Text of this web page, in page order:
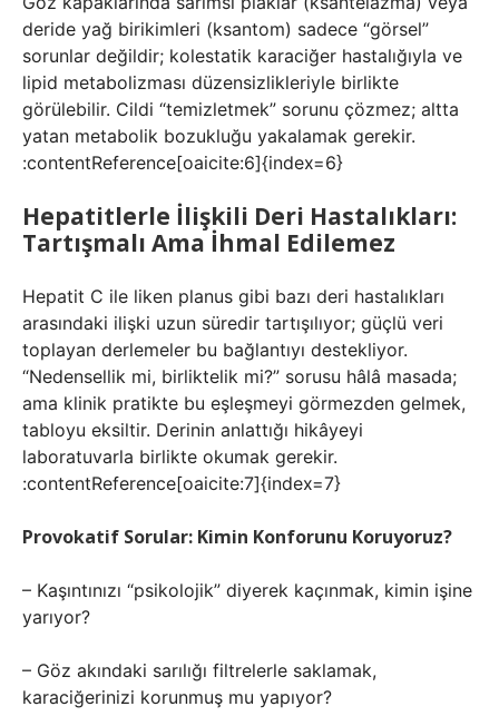
deride yağ birikimleri (ksantom) sadece “görsel”
sorunlar değildir; kolestatik karaciğer hastalığıyla ve
lipid metabolizması düzensizlikleriyle birlikte
görülebilir. Cildi “temizletmek” sorunu çözmez; altta
yatan metabolik bozukluğu yakalamak gerekir.
:contentReference[oaicite:6]{index=6}
Hepatitlerle İlişkili Deri Hastalıkları:
Tartışmalı Ama İhmal Edilemez
Hepatit C ile liken planus gibi bazı deri hastalıkları
arasındaki ilişki uzun süredir tartışılıyor; güçlü veri
toplayan derlemeler bu bağlantıyı destekliyor.
“Nedensellik mi, birliktelik mi?” sorusu hâlâ masada;
ama klinik pratikte bu eşleşmeyi görmezden gelmek,
tabloyu eksiltir. Derinin anlattığı hikâyeyi
laboratuvarla birlikte okumak gerekir.
:contentReference[oaicite:7]{index=7}
Provokatif Sorular: Kimin Konforunu Koruyoruz?
– Kaşıntınızı “psikolojik” diyerek kaçınmak, kimin işine
yarıyor?
– Göz akındaki sarılığı filtrelerle saklamak,
karaciğerinizi korunmuş mu yapıyor?